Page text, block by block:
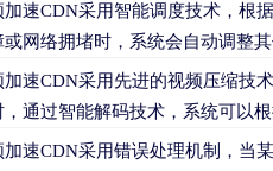
速CDN采用智能调度技术，根
或网络拥堵时，系统会自动调整
速CDN采用先进的视频压缩技
通过智能解码技术，系统可以
速CDN采用错误处理机制，当